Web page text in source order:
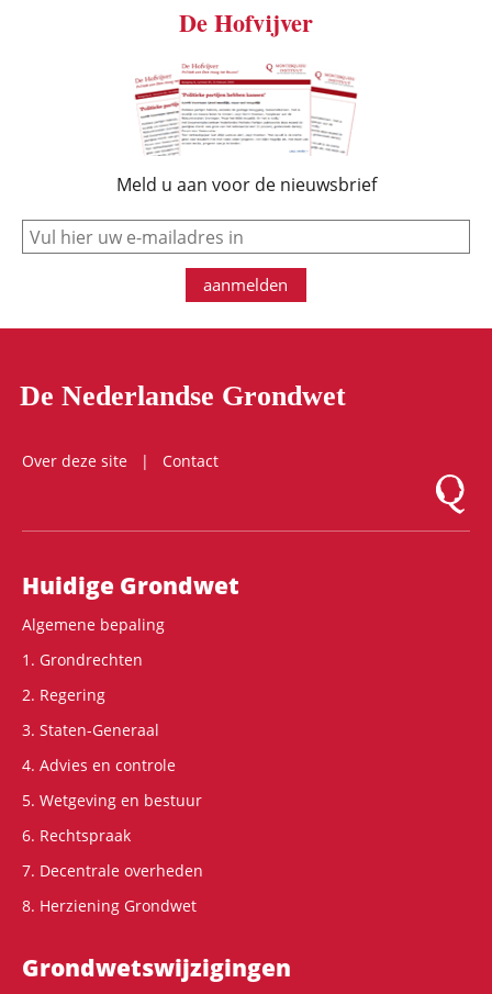
De Hofvijver
Meld u aan voor de nieuwsbrief
e-mail
aanmelden
De Nederlandse Grondwet
Over deze site
Contact
Logo
Hoofdnavigatie
Huidige Grondwet
Algemene bepaling
1. Grondrechten
2. Regering
3. Staten-Generaal
4. Advies en controle
5. Wetgeving en bestuur
6. Rechtspraak
7. Decentrale overheden
8. Herziening Grondwet
Grondwets­wijzigingen